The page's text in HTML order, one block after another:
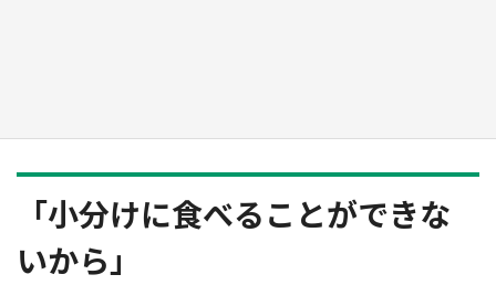
「小分けに食べることができな
いから」